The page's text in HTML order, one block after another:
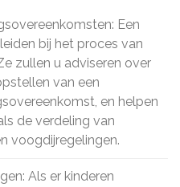
Een
bij het proces van
zullen u adviseren over
van een
en helpen
de verdeling van
voogdijregelingen.
Als er kinderen